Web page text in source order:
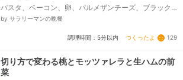
パスタ、ベーコン、卵、パルメザンチーズ、ブラック
ペッパー、オリーブオイル、水、塩
by サラリーマンの晩餐
調理時間：5分以内 つくったよ 129
切り方で変わる桃とモッツァレラと生ハムの前
菜